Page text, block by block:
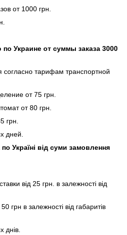
от 1000 грн.
Украине от суммы заказа 3000
согласно тарифам транспортной
от 75 грн.
от 80 грн.
грн.
дней.
Україні від суми замовлення
від 25 грн. в залежності від
грн в залежності від габаритів
днів.